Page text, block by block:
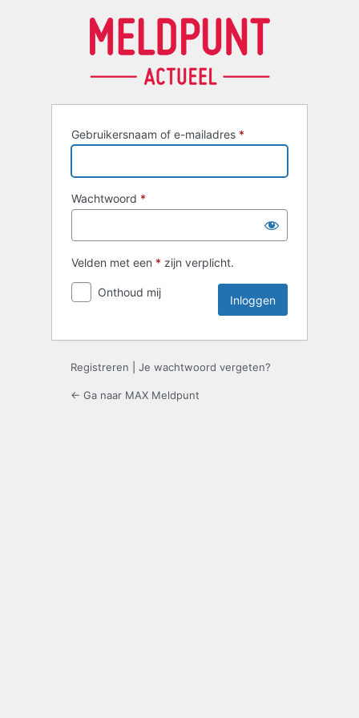
Gebruikersnaam of e-mailadres *
Wachtwoord *
Velden met een * zijn verplicht.
Onthoud mij
Registreren Je wachtwoord vergeten?
← Ga naar MAX Meldpunt